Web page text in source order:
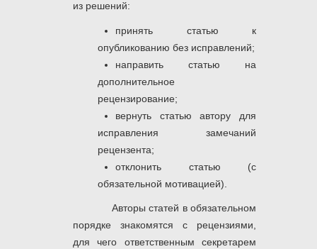
из решений:
принять статью к
опубликованию без исправлений;
направить статью на
дополнительное
рецензирование;
вернуть статью автору для
исправления замечаний
рецензента;
отклонить статью (с
обязательной мотивацией).
Авторы статей в обязательном
порядке знакомятся с рецензиями,
для чего ответственным секретарем